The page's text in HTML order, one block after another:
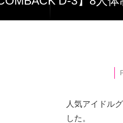
人気アイドル
した。